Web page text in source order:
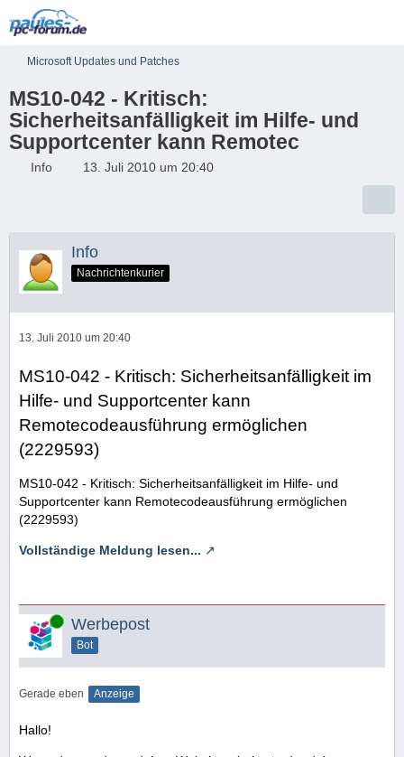
Microsoft Updates und Patches
MS10-042 - Kritisch:
Sicherheitsanfälligkeit im Hilfe- und
Supportcenter kann Remotec
Info 13. Juli 2010 um 20:40
Info
Nachrichtenkurier
13. Juli 2010 um 20:40
MS10-042 - Kritisch: Sicherheitsanfälligkeit im
Hilfe- und Supportcenter kann
Remotecodeausführung ermöglichen
(2229593)
MS10-042 - Kritisch: Sicherheitsanfälligkeit im Hilfe- und
Supportcenter kann Remotecodeausführung ermöglichen
(2229593)
Vollständige Meldung lesen...
Online Werbepost
Bot
Gerade eben Anzeige
Hallo!